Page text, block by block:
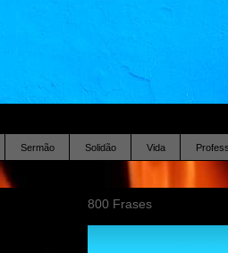
Sermão Solidão Vida
800 Frases